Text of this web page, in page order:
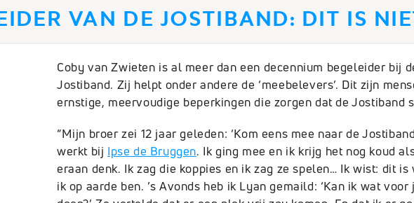
Concertagenda
Foto’s
Zelf organiseren
Repetities
Muziek en VG
De Jostiband en Ipse de Bruggen
Curaçao
Jostimarathon
Draag bij!
Het effect
Starttips
G-orkest
VAN DE JOSTIBAND: DIT IS
Coby van Zwieten is al meer dan een decennium begeleider bij
Jostiband. Zij helpt onder andere de ‘meebelevers’. Dit zijn
ernstige, meervoudige beperkingen die zorgen dat de Jostiband
“Mijn broer zei 12 jaar geleden: ‘Kom eens mee naar de
werkt bij Ipse de Bruggen. Ik ging mee en ik krijg het nog koud
eraan denk. Ik zag die koppies en ik zag ze spelen… Ik wist: dit is
ik op aarde ben. ’s Avonds heb ik Lyan gemaild: ‘Kan ik wat voor